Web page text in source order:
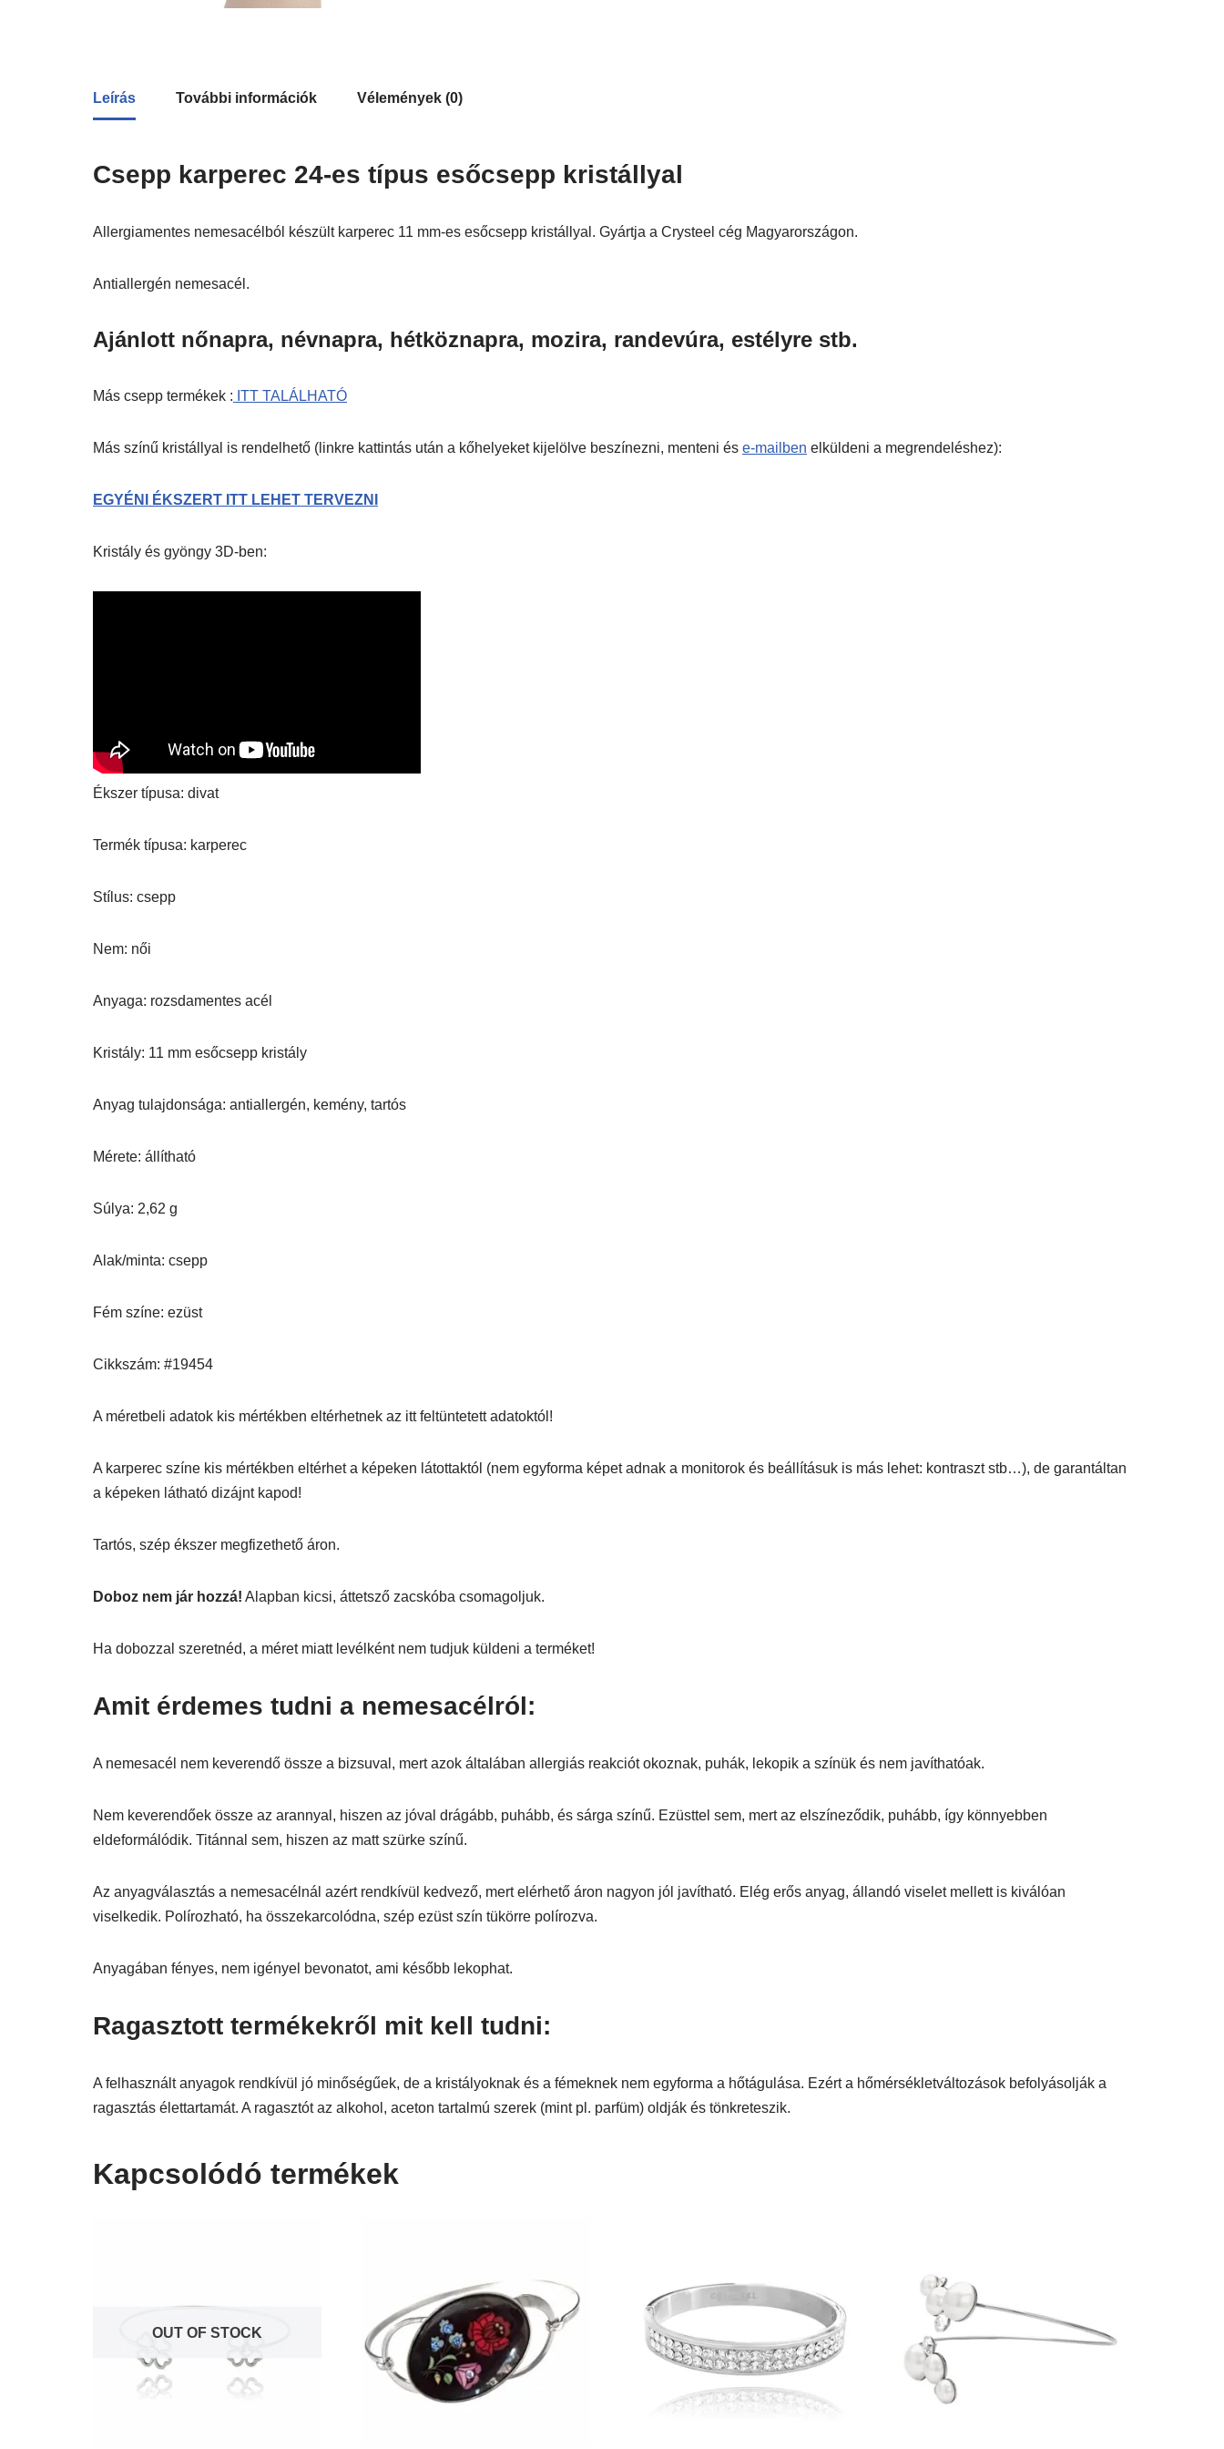
Leírás További információk Vélemények (0)
Csepp karperec 24-es típus esőcsepp kristállyal
Allergiamentes nemesacélból készült karperec 11 mm-es esőcsepp kristállyal. Gyártja a Crysteel cég Magyarországon.
Antiallergén nemesacél.
Ajánlott nőnapra, névnapra, hétköznapra, mozira, randevúra, estélyre stb.
Más csepp termékek : ITT TALÁLHATÓ
Más színű kristállyal is rendelhető (linkre kattintás után a kőhelyeket kijelölve beszínezni, menteni és e-mailben elküldeni a megrendeléshez):
EGYÉNI ÉKSZERT ITT LEHET TERVEZNI
Kristály és gyöngy 3D-ben:
Ékszer típusa: divat
Termék típusa: karperec
Stílus: csepp
Nem: női
Anyaga: rozsdamentes acél
Kristály: 11 mm esőcsepp kristály
Anyag tulajdonsága: antiallergén, kemény, tartós
Mérete: állítható
Súlya: 2,62 g
Alak/minta: csepp
Fém színe: ezüst
Cikkszám: #19454
A méretbeli adatok kis mértékben eltérhetnek az itt feltüntetett adatoktól!
A karperec színe kis mértékben eltérhet a képeken látottaktól (nem egyforma képet adnak a monitorok és beállításuk is más lehet: kontraszt stb…), de garantáltan
a képeken látható dizájnt kapod!
Tartós, szép ékszer megfizethető áron.
Doboz nem jár hozzá! Alapban kicsi, áttetsző zacskóba csomagoljuk.
Ha dobozzal szeretnéd, a méret miatt levélként nem tudjuk küldeni a terméket!
Amit érdemes tudni a nemesacélról:
A nemesacél nem keverendő össze a bizsuval, mert azok általában allergiás reakciót okoznak, puhák, lekopik a színük és nem javíthatóak.
Nem keverendőek össze az arannyal, hiszen az jóval drágább, puhább, és sárga színű. Ezüsttel sem, mert az elszíneződik, puhább, így könnyebben
eldeformálódik. Titánnal sem, hiszen az matt szürke színű.
Az anyagválasztás a nemesacélnál azért rendkívül kedvező, mert elérhető áron nagyon jól javítható. Elég erős anyag, állandó viselet mellett is kiválóan
viselkedik. Polírozható, ha összekarcolódna, szép ezüst szín tükörre polírozva.
Anyagában fényes, nem igényel bevonatot, ami később lekophat.
Ragasztott termékekről mit kell tudni:
A felhasznált anyagok rendkívül jó minőségűek, de a kristályoknak és a fémeknek nem egyforma a hőtágulása. Ezért a hőmérsékletváltozások befolyásolják a
ragasztás élettartamát. A ragasztót az alkohol, aceton tartalmú szerek (mint pl. parfüm) oldják és tönkreteszik.
Kapcsolódó termékek
OUT OF STOCK